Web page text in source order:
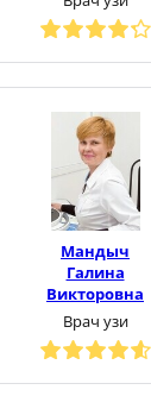
Мандыч
Галина
Викторовна
Врач узи